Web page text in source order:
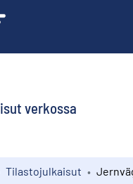
verkossa
Tilastojulkaisut